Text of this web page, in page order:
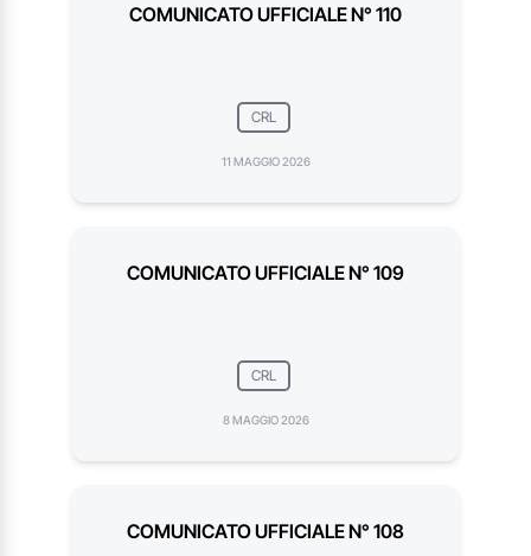
COMUNICATO UFFICIALE N° 110
CRL
11 MAGGIO 2026
COMUNICATO UFFICIALE N° 109
CRL
8 MAGGIO 2026
COMUNICATO UFFICIALE N° 108